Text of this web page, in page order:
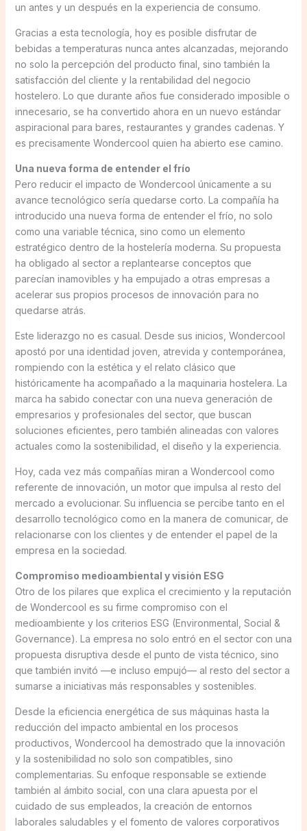
un antes y un después en la experiencia de consumo.
Gracias a esta tecnología, hoy es posible disfrutar de
bebidas a temperaturas nunca antes alcanzadas, mejorando
no solo la percepción del producto final, sino también la
satisfacción del cliente y la rentabilidad del negocio
hostelero. Lo que durante años fue considerado imposible o
innecesario, se ha convertido ahora en un nuevo estándar
aspiracional para bares, restaurantes y grandes cadenas. Y
es precisamente Wondercool quien ha abierto ese camino.
Una nueva forma de entender el frío
Pero reducir el impacto de Wondercool únicamente a su
avance tecnológico sería quedarse corto. La compañía ha
introducido una nueva forma de entender el frío, no solo
como una variable técnica, sino como un elemento
estratégico dentro de la hostelería moderna. Su propuesta
ha obligado al sector a replantearse conceptos que
parecían inamovibles y ha empujado a otras empresas a
acelerar sus propios procesos de innovación para no
quedarse atrás.
Este liderazgo no es casual. Desde sus inicios, Wondercool
apostó por una identidad joven, atrevida y contemporánea,
rompiendo con la estética y el relato clásico que
históricamente ha acompañado a la maquinaria hostelera. La
marca ha sabido conectar con una nueva generación de
empresarios y profesionales del sector, que buscan
soluciones eficientes, pero también alineadas con valores
actuales como la sostenibilidad, el diseño y la experiencia.
Hoy, cada vez más compañías miran a Wondercool como
referente de innovación, un motor que impulsa al resto del
mercado a evolucionar. Su influencia se percibe tanto en el
desarrollo tecnológico como en la manera de comunicar, de
relacionarse con los clientes y de entender el papel de la
empresa en la sociedad.
Compromiso medioambiental y visión ESG
Otro de los pilares que explica el crecimiento y la reputación
de Wondercool es su firme compromiso con el
medioambiente y los criterios ESG (Environmental, Social &
Governance). La empresa no solo entró en el sector con una
propuesta disruptiva desde el punto de vista técnico, sino
que también invitó —e incluso empujó— al resto del sector a
sumarse a iniciativas más responsables y sostenibles.
Desde la eficiencia energética de sus máquinas hasta la
reducción del impacto ambiental en los procesos
productivos, Wondercool ha demostrado que la innovación
y la sostenibilidad no solo son compatibles, sino
complementarias. Su enfoque responsable se extiende
también al ámbito social, con una clara apuesta por el
cuidado de sus empleados, la creación de entornos
laborales saludables y el fomento de valores corporativos